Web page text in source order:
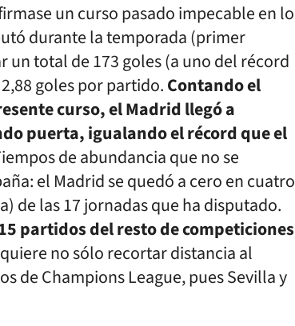
un curso pasado impecable en lo
durante la temporada (primer
un total de 173 goles (a uno del récord
goles por partido.Contando el
curso, el Madrid llegó a
puerta, igualando el récord que el
de abundancia que no se
el Madrid se quedó a cero en cuatro
de las 17 jornadas que ha disputado.
partidos del resto de competiciones
no sólo recortar distancia al
de Champions League, pues Sevilla y